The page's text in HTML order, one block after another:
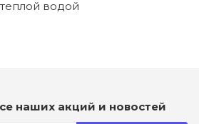
теплой водой
наших акций и новостей